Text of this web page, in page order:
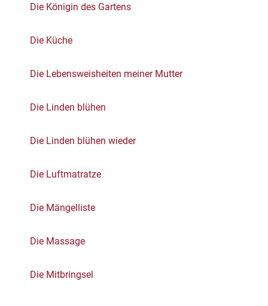
Die Königin des Gartens
Die Küche
Die Lebensweisheiten meiner Mutter
Die Linden blühen
Die Linden blühen wieder
Die Luftmatratze
Die Mängelliste
Die Massage
Die Mitbringsel